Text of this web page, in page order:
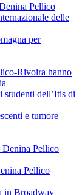
Pellico
delle
per
Rivoira hanno
studenti dell’Itis di
e tumore
Denina Pellico
Pellico
in Broadway